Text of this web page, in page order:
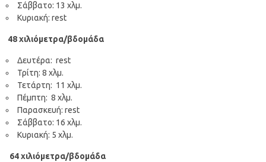
Σάββατο: 13 χλμ.
Κυριακή: rest
48 χιλιόμετρα/βδομάδα
Δευτέρα: rest
Τρίτη: 8 χλμ.
Τετάρτη: 11 χλμ.
Πέμπτη: 8 χλμ.
Παρασκευή: rest
Σάββατο: 16 χλμ.
Κυριακή: 5 χλμ.
64 χιλιόμετρα/βδομάδα